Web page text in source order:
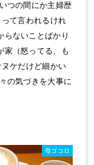
つの間にか主婦歴
て言われるけれ
らないことばかり
家（怒ってる、も
ケだけど細かい
の気づきを大事に
母ゴコロ